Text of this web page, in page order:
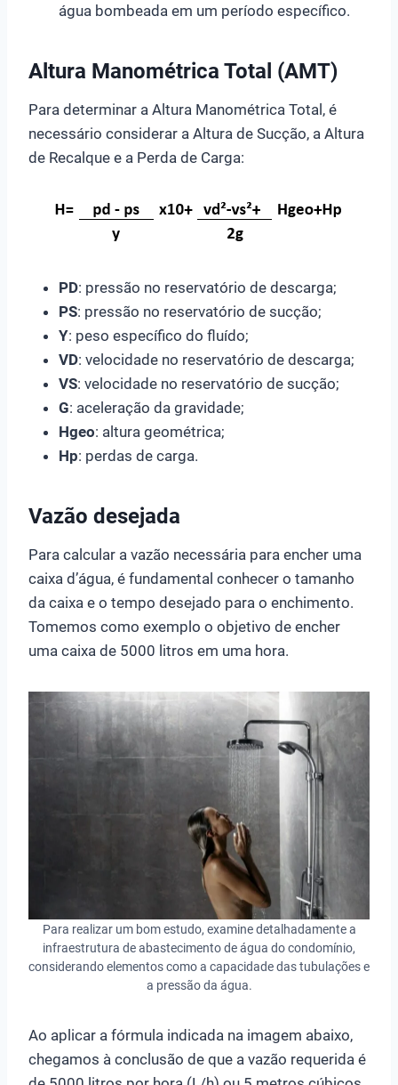
água bombeada em um período específico.
Altura Manométrica Total (AMT)
Para determinar a Altura Manométrica Total, é
necessário considerar a Altura de Sucção, a Altura
de Recalque e a Perda de Carga:
PD: pressão no reservatório de descarga;
PS: pressão no reservatório de sucção;
Y: peso específico do fluído;
VD: velocidade no reservatório de descarga;
VS: velocidade no reservatório de sucção;
G: aceleração da gravidade;
Hgeo: altura geométrica;
Hp: perdas de carga.
Vazão desejada
Para calcular a vazão necessária para encher uma
caixa d’água, é fundamental conhecer o tamanho
da caixa e o tempo desejado para o enchimento.
Tomemos como exemplo o objetivo de encher
uma caixa de 5000 litros em uma hora.
Para realizar um bom estudo, examine detalhadamente a
infraestrutura de abastecimento de água do condomínio,
considerando elementos como a capacidade das tubulações e
a pressão da água.
Ao aplicar a fórmula indicada na imagem abaixo,
chegamos à conclusão de que a vazão requerida é